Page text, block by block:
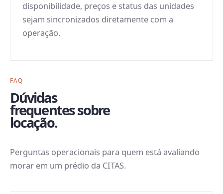
disponibilidade, preços e status das unidades
sejam sincronizados diretamente com a
operação.
FAQ
Dúvidas
frequentes sobre
locação.
Perguntas operacionais para quem está avaliando
morar em um prédio da CITAS.